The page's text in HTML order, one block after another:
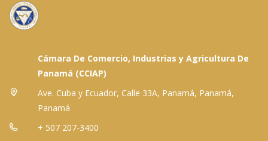
Cámara De Comercio, Industrias y Agricultura De
Panamá (CCIAP)
Ave. Cuba y Ecuador, Calle 33A, Panamá, Panamá,
Panamá
+ 507 207-3400